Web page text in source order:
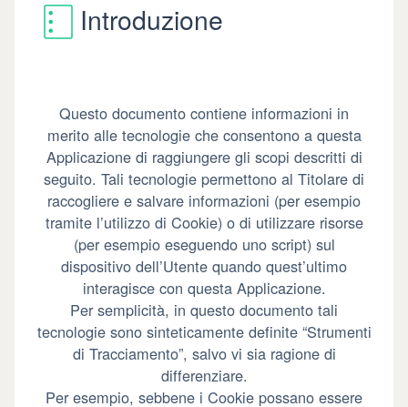
Introduzione
Questo documento contiene informazioni in
merito alle tecnologie che consentono a questa
Applicazione di raggiungere gli scopi descritti di
seguito. Tali tecnologie permettono al Titolare di
raccogliere e salvare informazioni (per esempio
tramite l’utilizzo di Cookie) o di utilizzare risorse
(per esempio eseguendo uno script) sul
dispositivo dell’Utente quando quest’ultimo
interagisce con questa Applicazione.
Per semplicità, in questo documento tali
tecnologie sono sinteticamente definite “Strumenti
di Tracciamento”, salvo vi sia ragione di
differenziare.
Per esempio, sebbene i Cookie possano essere